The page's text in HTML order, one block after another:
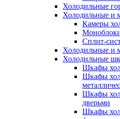
Холодильные
Холодильные и
Камеры
Сплит-
Холодильные и
Холодильные
Шкафы
Шкафы
Шкафы
дверьми
Шкафы